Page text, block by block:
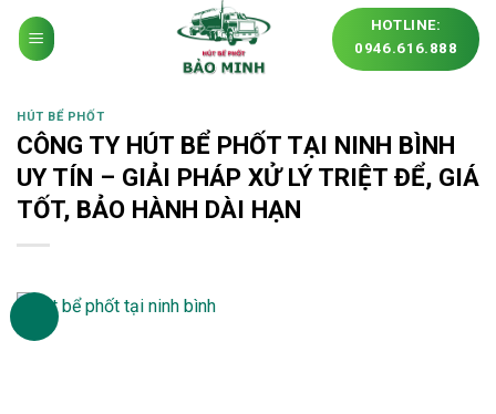
Skip
content
HOTLINE:
0946.616.888
HÚT BỂ PHỐT
CÔNG TY HÚT BỂ PHỐT TẠI NINH BÌNH
UY TÍN – GIẢI PHÁP XỬ LÝ TRIỆT ĐỂ, GIÁ
TỐT, BẢO HÀNH DÀI HẠN